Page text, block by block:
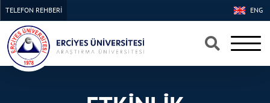
×
×
ENG
TELEFON REHBERİ